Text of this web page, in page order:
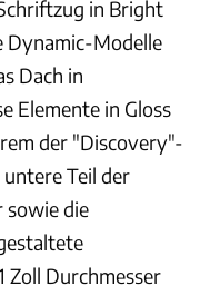
in Bright
Dynamic-Modelle
Dach in
Elemente in Gloss
der "Discovery"-
Teil der
sowie die
Zoll Durchmesser